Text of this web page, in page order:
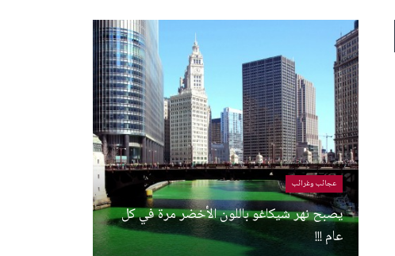
عجائب وغرائب
يصبح نهر شيكاغو باللون الأخضر مرة في كل
عام !!!